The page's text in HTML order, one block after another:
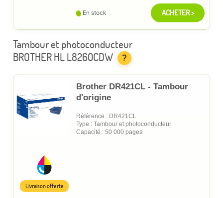
En stock ACHETER >
Tambour et photoconducteur
BROTHER HL L8260CDW
?
Brother DR421CL - Tambour
d'origine
Référence : DR421CL
Type : Tambour et photoconducteur
Capacité : 50 000 pages
Livraison offerte